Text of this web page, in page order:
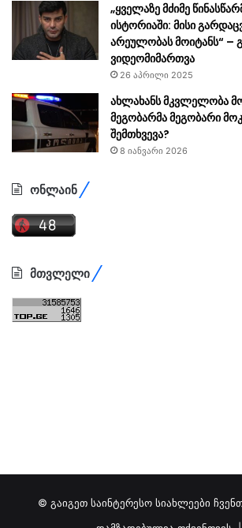
„ყველაზე მძიმე
ისტორიაში: მისი
არეულობას მოიტანს“ –
ვიდეომიმართვა
26 აპრილი 2025
ახლახანს მკვლელობა
მეგობარმა მეგობარი
შემთხვევა?
8 იანვარი 2026
ონლაინ
მთვლელი
© გაიგეთ საინტერესო სიახლეები